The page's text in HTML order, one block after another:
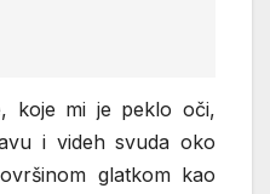
koje mi je peklo oči,
i videh svuda oko
glatkom kao